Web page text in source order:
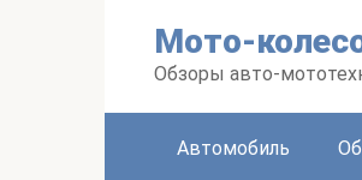
Мото-
Обзоры авто-
Автомобиль